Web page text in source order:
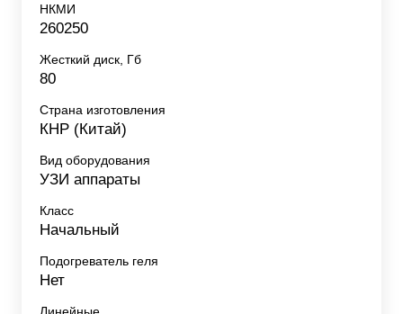
НКМИ
260250
Жесткий диск, Гб
80
Страна изготовления
КНР (Китай)
Вид оборудования
УЗИ аппараты
Класс
Начальный
Подогреватель геля
Нет
Линейные